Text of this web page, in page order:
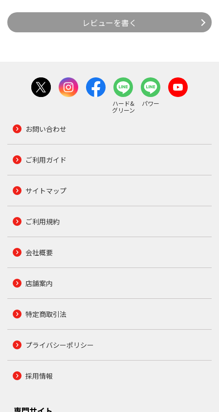
レビューを書く
ハード&
グリーン
パワー
お問い合わせ
ご利用ガイド
サイトマップ
ご利用規約
会社概要
店舗案内
特定商取引法
プライバシーポリシー
採用情報